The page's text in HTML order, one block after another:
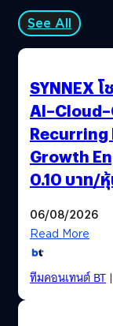
See All
SYNNEX
Recurring
Growth
0.10 บาท/
06/08/2026
Read More
ทีมคอนเทนต์ BT